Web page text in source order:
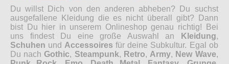
Du willst Dich von den anderen abheben? Du suchst
ausgefallene Kleidung die es nicht überall gibt? Dann
bist Du hier in unserem Onlineshop genau richtig! Bei
uns findest Du eine große Auswahl an
Kleidung,
Schuhen undAccessoires für deine Subkultur. Egal ob
Du nach Gothic, Steampunk, Retro,Army, New Wave,